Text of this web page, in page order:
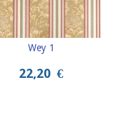
Wey 1
22,20 €